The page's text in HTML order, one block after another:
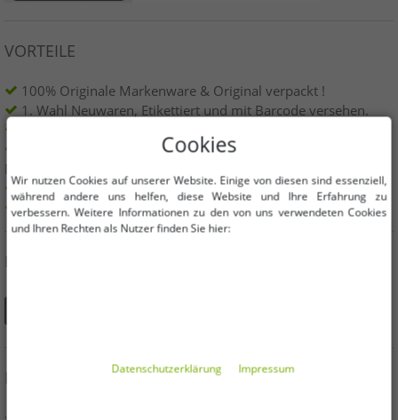
VORTEILE
100% Originale Markenware & Original verpackt !
1. Wahl Neuwaren, Etikettiert und mit Barcode versehen.
Mindestbestellwert ist 199€ netto | Keine
Mindestbestellmenge
Angebote bis zu 90% günstiger
Freie Größen und Mengen Auswahl
DU FINDEST UNS AUCH AUF
INFORMATIONEN
Cookies
Wir nutzen Cookies auf unserer Website. Einige von diesen sind essenziell,
während andere uns helfen, diese Website und Ihre Erfahrung zu
verbessern. Weitere Informationen zu den von uns verwendeten Cookies
und Ihren Rechten als Nutzer finden Sie hier:
Daten­schutz­erklärung Impressum